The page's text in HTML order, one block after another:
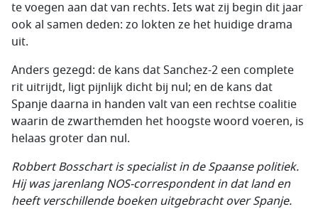
te voegen aan dat van rechts. Iets wat zij begin dit jaar
ook al samen deden: zo lokten ze het huidige drama
uit.
Anders gezegd: de kans dat Sanchez-2 een complete
rit uitrijdt, ligt pijnlijk dicht bij nul; en de kans dat
Spanje daarna in handen valt van een rechtse coalitie
waarin de zwarthemden het hoogste woord voeren, is
helaas groter dan nul.
Robbert Bosschart is specialist in de Spaanse politiek.
Hij was jarenlang NOS-correspondent in dat land en
heeft verschillende boeken uitgebracht over Spanje.